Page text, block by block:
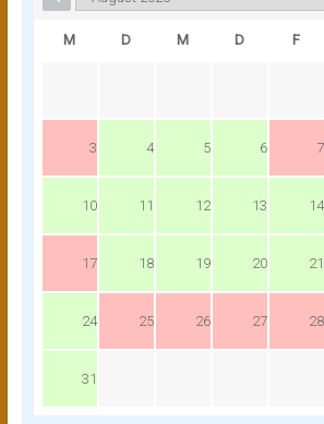
M D M D F
3 4 5 6 7
10 11 12 13 14
17 18 19 20 21
24 25 26 27 28
31